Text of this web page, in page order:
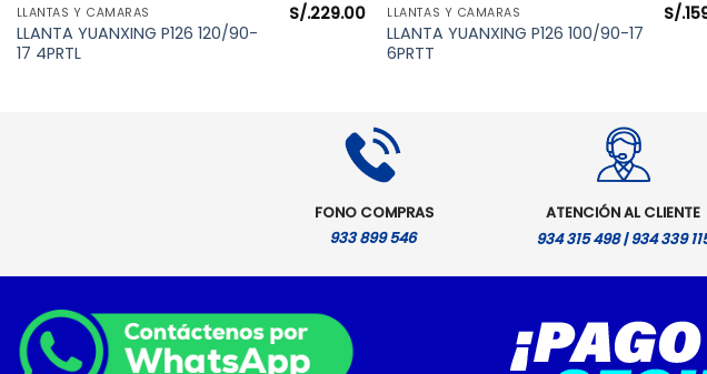
VISTA RÁPIDA
LLANTAS Y CÁMARAS
LLANTA YUANXING P126 120/90-
17 4PRTL
S/.229.00 VISTA RÁPIDA
LLANTAS Y CÁMARAS
LLANTA YUANXING P126 100/90-17
6PRTT
S/.
FONO COMPRAS
933 899 546
ATENCIÓN AL CLIENTE
934 315 498 | 934 339